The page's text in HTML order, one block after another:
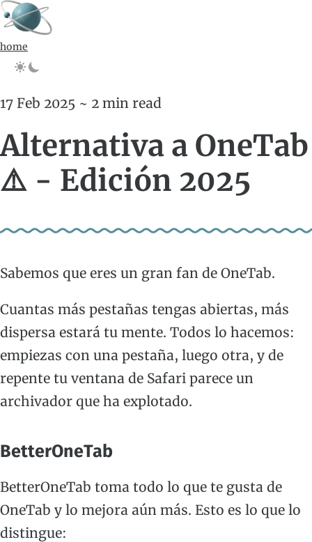
home
17 Feb 2025 ~ 2 min read
Alternativa a OneTab
⚠️ - Edición 2025
Sabemos que eres un gran fan de OneTab.
Cuantas más pestañas tengas abiertas, más
dispersa estará tu mente. Todos lo hacemos:
empiezas con una pestaña, luego otra, y de
repente tu ventana de Safari parece un
archivador que ha explotado.
BetterOneTab
BetterOneTab toma todo lo que te gusta de
OneTab y lo mejora aún más. Esto es lo que lo
distingue: